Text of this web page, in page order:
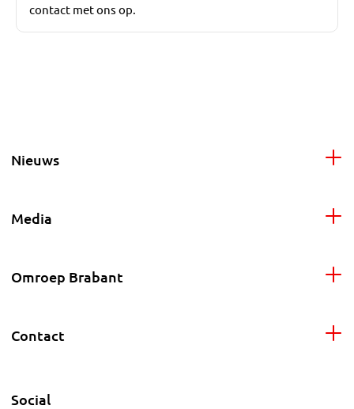
contact met ons op.
Nieuws
Media
Omroep Brabant
Contact
Social